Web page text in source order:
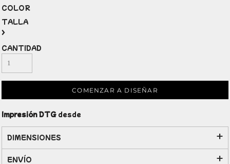
COLOR
TALLA
>
CANTIDAD
COMENZAR A DISEÑAR
Impresión DTG desde
DIMENSIONES
ENVÍO